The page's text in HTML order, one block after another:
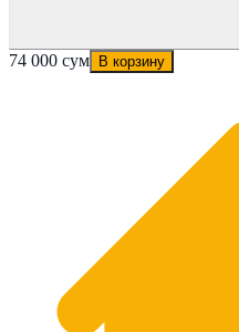
74 000 сум В корзину